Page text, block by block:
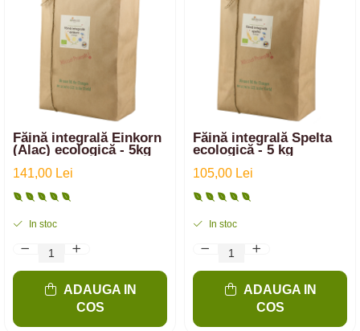
Făină integrală Einkorn
(Alac) ecologică - 5kg
141,00 Lei
In stoc
ADAUGA IN
COS
Făină integrală Spelta
ecologică - 5 kg
105,00 Lei
In stoc
ADAUGA IN
COS